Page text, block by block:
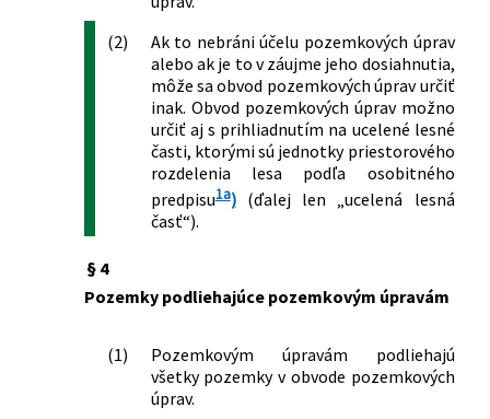
Slovenskej republiky, ktorou sa mení a
dopĺňa vyhláška Ministerstva
pôdohospodárstva Slovenskej
republiky č. 293/2008 Z. z., ktorou sa
ustanovujú podrobnosti o rozsahu
odbornej prípravy, obsahu skúšky,
zložení skúšobnej komisie a o
osvedčení o získaní oprávnenia na
spoločenstvách v znení neskorších
predpisov a o doplnení niektorých
zákonov
Zákon o niektorých opatreniach pri
majetkovoprávnom usporiadaní
pozemkov pod stavbami, ktoré prešli z
vlastníctva štátu na obce a vyššie
územné celky a o zmene a doplnení
niektorých zákonov
499/2009 Z. z.
Zákon, ktorým sa mení a dopĺňa zákon
usporiadaní pozemkového vlastníctva,
fonde a o pozemkových
spoločenstvách v znení neskorších
predpisov
(2)
Ak to nebráni účelu pozemkových úprav
alebo ak je to v záujme jeho dosiahnutia,
môže sa obvod pozemkových úprav určiť
inak. Obvod pozemkových úprav možno
určiť aj s prihliadnutím na ucelené lesné
časti, ktorými sú jednotky priestorového
rozdelenia lesa podľa osobitného
predpisu1a)(ďalej len „ucelená lesná
časť“).
§ 4
Pozemky podliehajúce pozemkovým úpravám
(1)
Pozemkovým úpravám podliehajú
všetky pozemky v obvode pozemkových
úprav.